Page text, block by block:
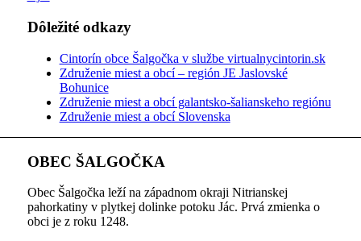
Dôležité odkazy
Cintorín obce Šalgočka v službe virtualnycintorin.sk
Združenie miest a obcí – región JE Jaslovské
Bohunice
Združenie miest a obcí galantsko-šalianskeho regiónu
Združenie miest a obcí Slovenska
OBEC ŠALGOČKA
Obec Šalgočka leží na západnom okraji Nitrianskej
pahorkatiny v plytkej dolinke potoku Jác. Prvá zmienka o
obci je z roku 1248.